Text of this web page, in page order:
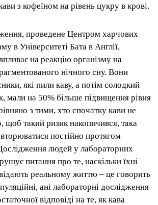
з кофеїном на рівень цукру в крові.
проведене Центром харчових
в Університеті Бата в Англії,
на реакцію організму на
нічного сну. Вони
які пили каву, а потім солодкий
мали на 50% більше підвищення рівня
з тими, хто спочатку кави не
щоб такий ризик накопичився, така
постійно протягом
людей у ​​лабораторних
питання про те, наскільки їхні
реальному життю – це говорить
ані лабораторні дослідження
відповіді на те, як кава